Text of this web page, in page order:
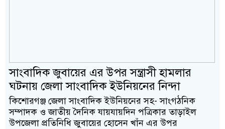
সাংবাদিক জুবায়ের এর উপর সন্ত্রাসী হামলার
ঘটনায় জেলা সাংবাদিক ইউনিয়নের নিন্দা
কিশোরগঞ্জ জেলা সাংবাদিক ইউনিয়নের সহ- সাংগঠনিক
সম্পাদক ও জাতীয় দৈনিক যায়যায়দিন পত্রিকার তাড়াইল
উপজেলা প্রতিনিধি জুবায়ের হোসেন খাঁন এর উপর